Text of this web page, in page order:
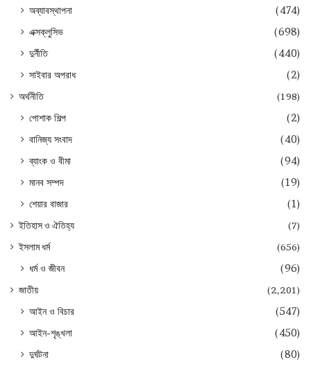
অব্যাবস্থাপনা
(474)
এক্সক্লুসিভ
(698)
দুর্নীতি
(440)
সাইবার অপরাধ
(2)
অর্থনীতি (198)
পোশাক শিল্প
(2)
বানিজ্য সংবাদ
(40)
ব্যাংক ও বীমা
(94)
মানব সম্পদ
(19)
শেয়ার বাজার
(1)
ইতিহাস ও ঐতিহ্য
(7)
ইসলাম ধর্ম
(656)
ধর্ম ও জীবন (96)
জাতীয় (2,201)
আইন ও বিচার
(547)
আইন-শৃঙ্খলা
(450)
দুর্ঘটনা
(80)